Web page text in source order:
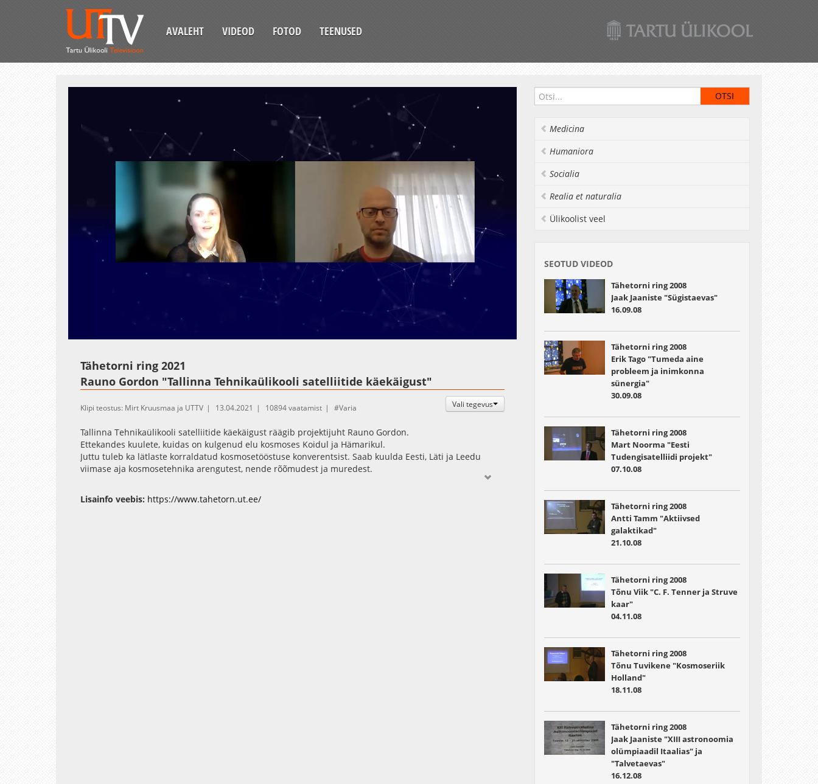
AVALEHT VIDEOD FOTOD TEENUSED
Tähetorni ring 2021
Rauno Gordon "Tallinna Tehnikaülikooli satelliitide käekäigust"
Vali tegevus
Klipi teostus: Mirt Kruusmaa ja UTTV 13.04.2021 10894 vaatamist Varia
Tallinna Tehnikaülikooli satelliitide käekäigust räägib projektijuht Rauno Gordon.
Ettekandes kuulete, kuidas on kulgenud elu kosmoses Koidul ja Hämarikul.
Juttu tuleb ka lätlaste korraldatud kosmosetööstuse konverentsist. Saab kuulda Eesti, Läti ja Leedu
viimase aja kosmosetehnika arengutest, nende rõõmudest ja muredest.
Lisainfo veebis: https://www.tahetorn.ut.ee/
Medicina
Humaniora
Socialia
Realia et naturalia
Ülikoolist veel
SEOTUD VIDEOD
Tähetorni ring 2008
Jaak Jaaniste "Sügistaevas"
16.09.08
Tähetorni ring 2008
Erik Tago "Tumeda aine
probleem ja inimkonna
sünergia"
30.09.08
Tähetorni ring 2008
Mart Noorma "Eesti
Tudengisatelliidi projekt"
07.10.08
Tähetorni ring 2008
Antti Tamm "Aktiivsed
galaktikad"
21.10.08
Tähetorni ring 2008
Tõnu Viik "C. F. Tenner ja Struve
kaar"
04.11.08
Tähetorni ring 2008
Tõnu Tuvikene "Kosmoseriik
Holland"
18.11.08
Tähetorni ring 2008
Jaak Jaaniste "XIII astronoomia
olümpiaadil Itaalias" ja
"Talvetaevas"
16.12.08